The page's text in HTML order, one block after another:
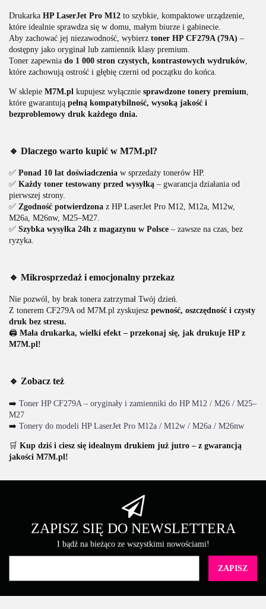
Drukarka HP LaserJet Pro M12 to szybkie, kompaktowe urządzenie,
które idealnie sprawdza się w domu, małym biurze i gabinecie.
Aby zachować jej niezawodność, wybierz toner HP CF279A (79A) –
dostępny jako oryginał lub zamiennik klasy premium.
Toner zapewnia do 1 000 stron czystych, kontrastowych wydruków
które zachowują ostrość i głębię czerni od początku do końca.
W sklepie M7M.pl kupujesz wyłącznie sprawdzone tonery premium
które gwarantują pełną kompatybilność, wysoką jakość i
bezproblemowy druk każdego dnia.
🔹 Dlaczego warto kupić w M7M.pl?
✅ Ponad 10 lat doświadczenia w sprzedaży tonerów HP.
✅ Każdy toner testowany przed wysyłką – gwarancja działania od
pierwszej strony.
✅ Zgodność potwierdzona z HP LaserJet Pro M12, M12a, M12w,
M26a, M26nw, M25–M27.
✅ Szybka wysyłka 24h z magazynu w Polsce – zawsze na czas, bez
ryzyka.
🔹 Mikrosprzedaż i emocjonalny przekaz
Nie pozwól, by brak tonera zatrzymał Twój dzień.
Z tonerem CF279A od M7M.pl zyskujesz pewność, oszczędność i czysty
druk bez stresu.
🖨️ Mała drukarka, wielki efekt – przekonaj się, jak drukuje HP z
M7M.pl!
🔹 Zobacz też
➡️ Toner HP CF279A – oryginały i zamienniki do HP M12 / M26 / M25–
M27
➡️ Tonery do modeli HP LaserJet Pro M12a / M12w / M26a / M26nw
🛒 Kup dziś i ciesz się idealnym drukiem już jutro – z gwarancją
jakości M7M.pl!
ZAPISZ SIĘ DO NEWSLETTERA
I bądź na bieżąco ze wszystkimi nowościami!